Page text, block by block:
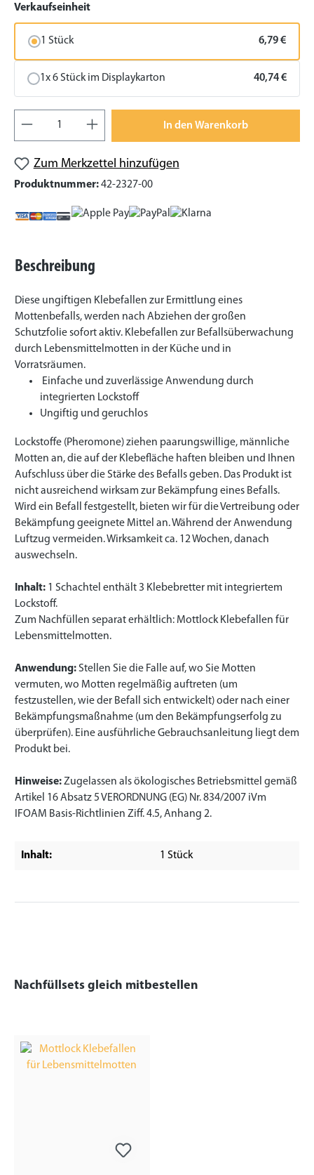
Verkaufseinheitauswählen
1 Stück 6,79 €
1x 6 Stück im Displaykarton 40,74 €
Produkt Anzahl: Gib den gewünschten
In den Warenkorb
Zum Merkzettel hinzufügen
Produktnummer:42-2327-00
Beschreibung
Diese ungiftigen Klebefallen zur Ermittlung eines
Mottenbefalls, werden nach Abziehen der großen
Schutzfolie sofort aktiv. Klebefallen zur Befallsüberwachung
durch Lebensmittelmotten in der Küche und in
Vorratsräumen.
Einfache und zuverlässige Anwendung durch
integrierten Lockstoff
Ungiftig und geruchlos
Lockstoffe (Pheromone) ziehen paarungswillige, männliche
Motten an, die auf der Klebefläche haften bleiben und Ihnen
Aufschluss über die Stärke des Befalls geben. Das Produkt ist
nicht ausreichend wirksam zur Bekämpfung eines Befalls.
Wird ein Befall festgestellt, bieten wir für die Vertreibung oder
Bekämpfung geeignete Mittel an. Während der Anwendung
Luftzug vermeiden. Wirksamkeit ca. 12 Wochen, danach
auswechseln.
Inhalt: 1 Schachtel enthält 3 Klebebretter mit integriertem
Lockstoff.
Zum Nachfüllen separat erhältlich: Mottlock Klebefallen für
Lebensmittelmotten.
Anwendung:Stellen Sie die Falle auf, wo Sie Motten
vermuten, wo Motten regelmäßig auftreten (um
festzustellen, wie der Befall sich entwickelt) oder nach einer
Bekämpfungsmaßnahme (um den Bekämpfungserfolg zu
überprüfen). Eine ausführliche Gebrauchsanleitung liegt dem
Produkt bei.
Hinweise:Zugelassen als ökologisches Betriebsmittel gemäß
Artikel 16 Absatz 5 VERORDNUNG (EG) Nr. 834/2007 iVm
IFOAM Basis-Richtlinien Ziff. 4.5, Anhang 2.
Inhalt: 1 Stück
Nachfüllsets gleich mitbestellen